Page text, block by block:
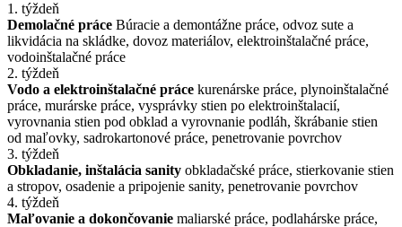
1. týždeň
Demolačné práce Búracie a demontážne práce, odvoz sute a
likvidácia na skládke, dovoz materiálov, elektroinštalačné práce,
vodoinštalačné práce
2. týždeň
Vodo a elektroinštalačné práce kurenárske práce, plynoinštalačné
práce, murárske práce, vysprávky stien po elektroinštalacií,
vyrovnania stien pod obklad a vyrovnanie podláh, škrábanie stien
od maľovky, sadrokartonové práce, penetrovanie povrchov
3. týždeň
Obkladanie, inštalácia sanity obkladačské práce, stierkovanie stien
a stropov, osadenie a pripojenie sanity, penetrovanie povrchov
4. týždeň
Maľovanie a dokončovanie maliarské práce, podlahárske práce,